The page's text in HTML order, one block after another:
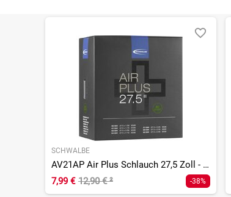
SCHWALBE
AV21AP Air Plus Schlauch 27,5 Zoll - 40 mm
7,99 € 12,90 €² -38%